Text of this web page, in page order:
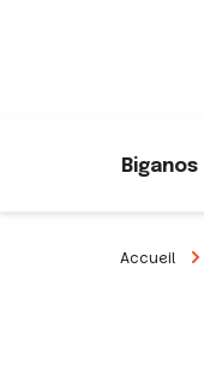
Biganos
Accueil